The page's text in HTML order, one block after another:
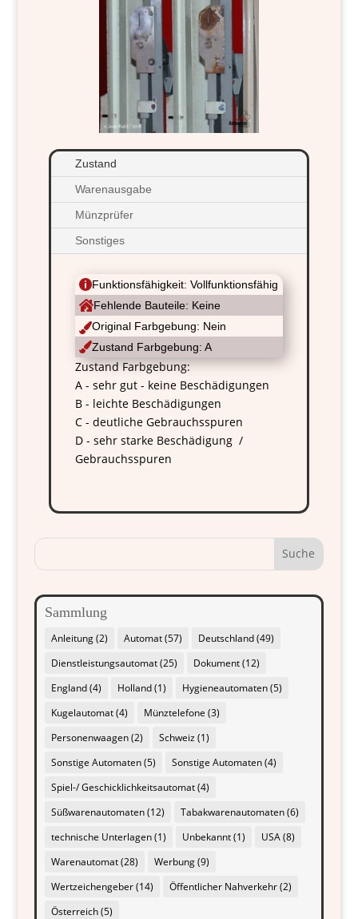
Zustand
Warenausgabe
Münzprüfer
Sonstiges
Funktionsfähigkeit: Vollfunktionsfähig
Fehlende Bauteile: Keine
Original Farbgebung: Nein
Zustand Farbgebung: A
Zustand Farbgebung:
A - sehr gut - keine Beschädigungen
B - leichte Beschädigungen
C - deutliche Gebrauchsspuren
D - sehr starke Beschädigung /
Gebrauchsspuren
Sammlung
Anleitung(2) Automat(57) Deutschland(49)
Dienstleistungsautomat(25) Dokument(12)
England(4) Holland(1) Hygieneautomaten(5)
Kugelautomat(4) Münztelefone (3)
Personenwaagen(2) Schweiz(1)
Sonstige Automaten(5) Sonstige Automaten(4)
Spiel-/ Geschicklichkeitsautomat(4)
Süßwarenautomaten(12) Tabakwarenautomaten(6)
technische Unterlagen(1) Unbekannt(1) USA(8)
Warenautomat(28) Werbung(9)
Wertzeichengeber(14) Öffentlicher Nahverkehr(2)
Österreich(5)